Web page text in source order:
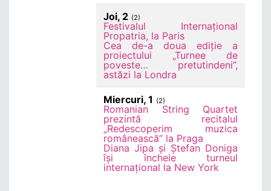
Joi, 2 (2)
Festivalul Internațional
Propatria, la Paris
Cea de-a doua ediție a
proiectului „Turnee de
poveste… pretutindeni”,
astăzi la Londra
Miercuri, 1 (2)
Romanian String Quartet
prezintă recitalul
„Redescoperim muzica
românească” la Praga
Diana Jipa și Ștefan Doniga
își încheie turneul
internațional la New York